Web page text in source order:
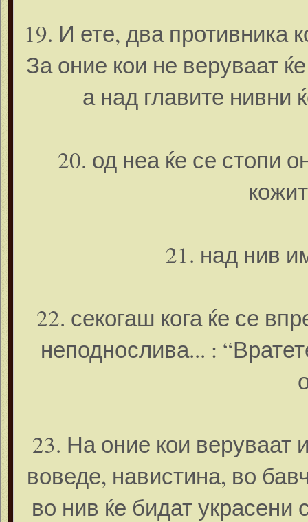
19. И ете, два противника
За оние кои не веруваат
а над главите нивни
20. од неа ќе се стопи
21. над нив
22. секогаш кога ќе се
неподнослива... :
23. На оние кои веруваат
воведе, навистина, во
во нив ќе бидат украсени